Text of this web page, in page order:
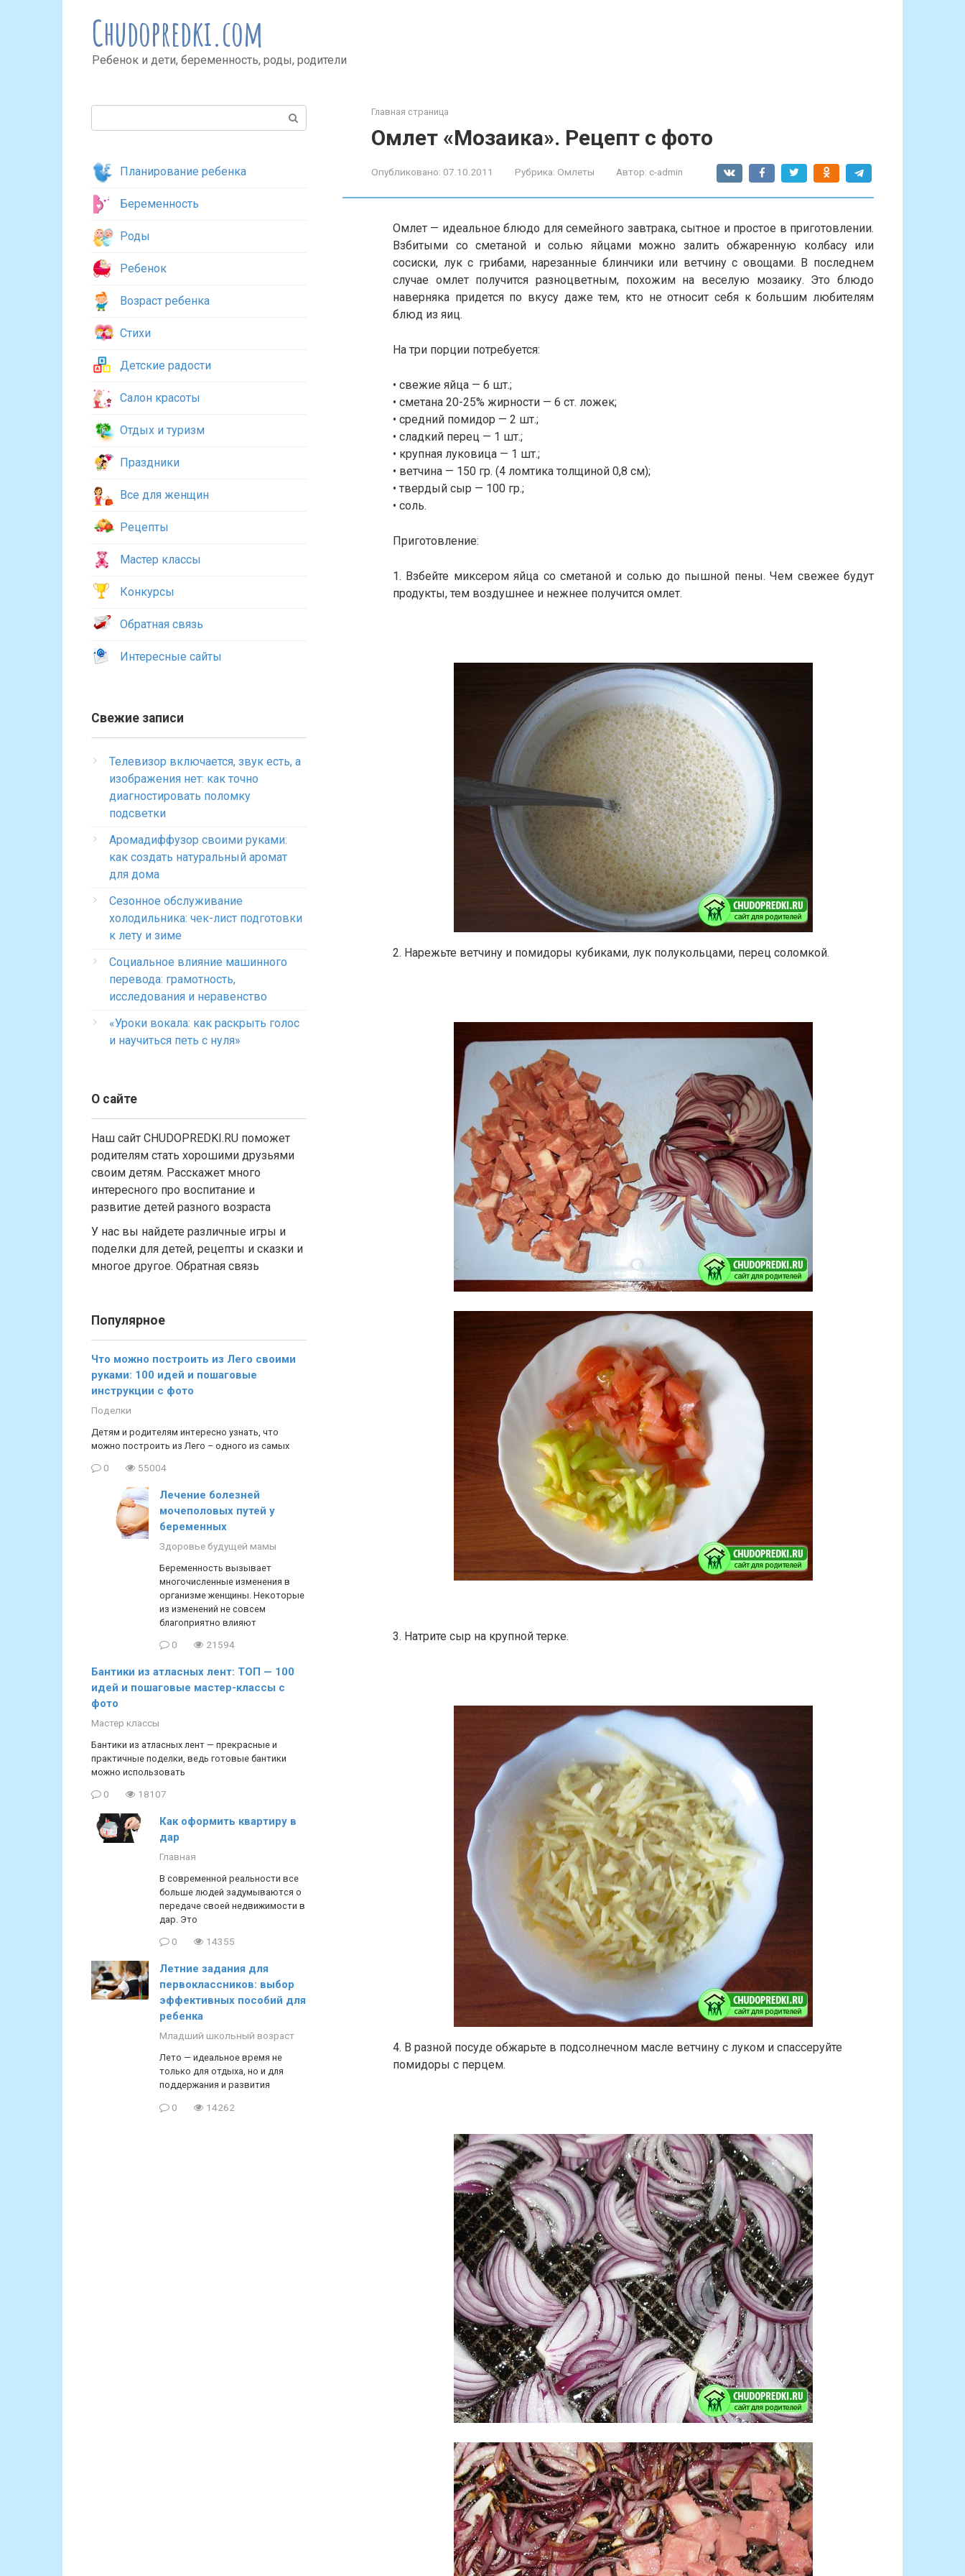
Chudopredki.com
Ребенок и дети, беременность, роды, родители
Главная страница
Омлет «Мозаика». Рецепт с фото
Опубликовано: 07.10.2011 Рубрика: Омлеты Автор: c-admin
Омлет — идеальное блюдо для семейного завтрака, сытное и простое в приготовлении.
Взбитыми со сметаной и солью яйцами можно залить обжаренную колбасу или
сосиски, лук с грибами, нарезанные блинчики или ветчину с овощами. В последнем
случае омлет получится разноцветным, похожим на веселую мозаику. Это блюдо
наверняка придется по вкусу даже тем, кто не относит себя к большим любителям
блюд из яиц.
На три порции потребуется:
• свежие яйца — 6 шт.;
• сметана 20-25% жирности — 6 ст. ложек;
• средний помидор — 2 шт.;
• сладкий перец — 1 шт.;
• крупная луковица — 1 шт.;
• ветчина — 150 гр. (4 ломтика толщиной 0,8 см);
• твердый сыр — 100 гр.;
• соль.
Приготовление:
1. Взбейте миксером яйца со сметаной и солью до пышной пены. Чем свежее будут
продукты, тем воздушнее и нежнее получится омлет.
2. Нарежьте ветчину и помидоры кубиками, лук полукольцами, перец соломкой.
3. Натрите сыр на крупной терке.
4. В разной посуде обжарьте в подсолнечном масле ветчину с луком и спассеруйте
помидоры с перцем.
Планирование ребенка
Беременность
Роды
Ребенок
Возраст ребенка
Стихи
Детские радости
Салон красоты
Отдых и туризм
Праздники
Все для женщин
Рецепты
Мастер классы
Конкурсы
Обратная связь
Интересные сайты
Свежие записи
Телевизор включается, звук есть, а
изображения нет: как точно
диагностировать поломку
подсветки
Аромадиффузор своими руками:
как создать натуральный аромат
для дома
Сезонное обслуживание
холодильника: чек-лист подготовки
к лету и зиме
Социальное влияние машинного
перевода: грамотность,
исследования и неравенство
«Уроки вокала: как раскрыть голос
и научиться петь с нуля»
О сайте
Наш сайт CHUDOPREDKI.RU поможет
родителям стать хорошими друзьями
своим детям. Расскажет много
интересного про воспитание и
развитие детей разного возраста
У нас вы найдете различные игры и
поделки для детей, рецепты и сказки и
многое другое. Обратная связь
Популярное
Что можно построить из Лего своими
руками: 100 идей и пошаговые
инструкции с фото
Поделки
Детям и родителям интересно узнать, что
можно построить из Лего – одного из самых
0 55004
Лечение болезней
мочеполовых путей у
беременных
Здоровье будущей мамы
Беременность вызывает
многочисленные изменения в
организме женщины. Некоторые
из изменений не совсем
благоприятно влияют
0 21594
Бантики из атласных лент: ТОП — 100
идей и пошаговые мастер-классы с
фото
Мастер классы
Бантики из атласных лент — прекрасные и
практичные поделки, ведь готовые бантики
можно использовать
0 18107
Как оформить квартиру в
дар
Главная
В современной реальности все
больше людей задумываются о
передаче своей недвижимости в
дар. Это
0 14355
Летние задания для
первоклассников: выбор
эффективных пособий для
ребенка
Младший школьный возраст
Лето — идеальное время не
только для отдыха, но и для
поддержания и развития
0 14262